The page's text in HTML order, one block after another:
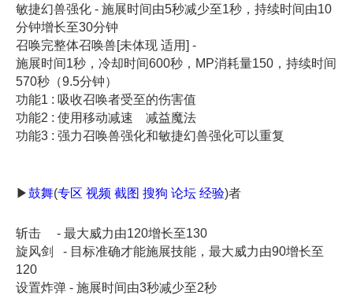
敏捷幻兽强化 - 施展时间由5秒减少至1秒，持续时间由10
分钟增长至30分钟
召唤完整体召唤兽[未体现 适用] -
施展时间1秒，冷却时间600秒，MP消耗量150，持续时间
570秒（9.5分钟）
功能1 : 吸收召唤者受至的伤害值
功能2 : 使用移动减速 减益魔法
功能3 : 强力召唤兽强化和敏捷幻兽强化可以重复
▶鼓舞(专区 视频 截图 搜狗 论坛 经验)者
斩击 - 最大威力由120增长至130
旋风剑 - 目标准确才能施展技能，最大威力由90增长至
120
设置炸弹 - 施展时间由3秒减少至2秒